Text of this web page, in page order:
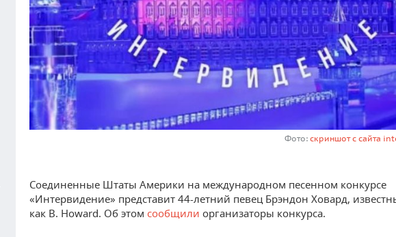
Фото: скриншот с сайта
Соединенные Штаты Америки на международном песенном конкурсе
«Интервидение» представит 44-летний певец Брэндон Ховард,
как B. Howard. Об этом сообщили организаторы конкурса.